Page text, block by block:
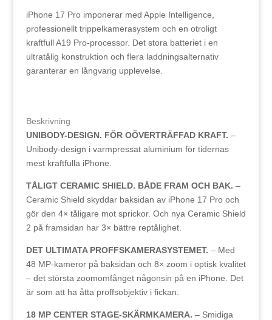
iPhone 17 Pro imponerar med Apple Intelligence,
professionellt trippelkamerasystem och en otroligt
kraftfull A19 Pro-processor. Det stora batteriet i en
ultratålig konstruktion och flera laddningsalternativ
garanterar en långvarig upplevelse.
Beskrivning
UNIBODY-DESIGN. FÖR OÖVERTRÄFFAD KRAFT. –
Unibody-design i varmpressat aluminium för tidernas
mest kraftfulla iPhone.
TÅLIGT CERAMIC SHIELD. BÅDE FRAM OCH BAK. –
Ceramic Shield skyddar baksidan av iPhone 17 Pro och
gör den 4× tåligare mot sprickor. Och nya Ceramic Shield
2 på framsidan har 3× bättre reptålighet.
DET ULTIMATA PROFFSKAMERASYSTEMET. – Med
48 MP-kameror på baksidan och 8× zoom i optisk kvalitet
– det största zoomomfånget någonsin på en iPhone. Det
är som att ha åtta proffsobjektiv i fickan.
18 MP CENTER STAGE-SKÄRMKAMERA. – Smidiga